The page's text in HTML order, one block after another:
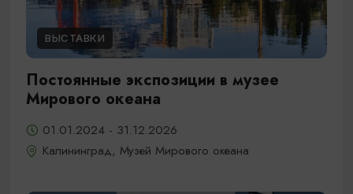
ВЫСТАВКИ
Постоянные экспозиции в музее
Мирового океана
01.01.2024 - 31.12.2026
Калининград, Музей Мирового океана